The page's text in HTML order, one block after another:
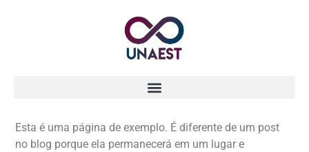
Esta é uma página de exemplo. É diferente de um post
no blog porque ela permanecerá em um lugar e